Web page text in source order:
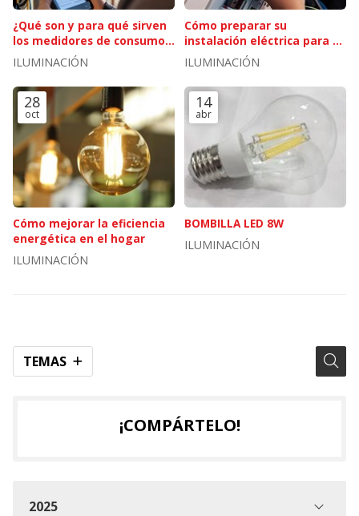
TEMAS
¿Qué son y para qué sirven
los medidores de consumo
eléctrico?
ILUMINACIÓN
Cómo preparar su
instalación eléctrica para el
invierno
ILUMINACIÓN
28
oct
Cómo mejorar la eficiencia
energética en el hogar
ILUMINACIÓN
14
abr
BOMBILLA LED 8W
ILUMINACIÓN
¡COMPÁRTELO!
2025